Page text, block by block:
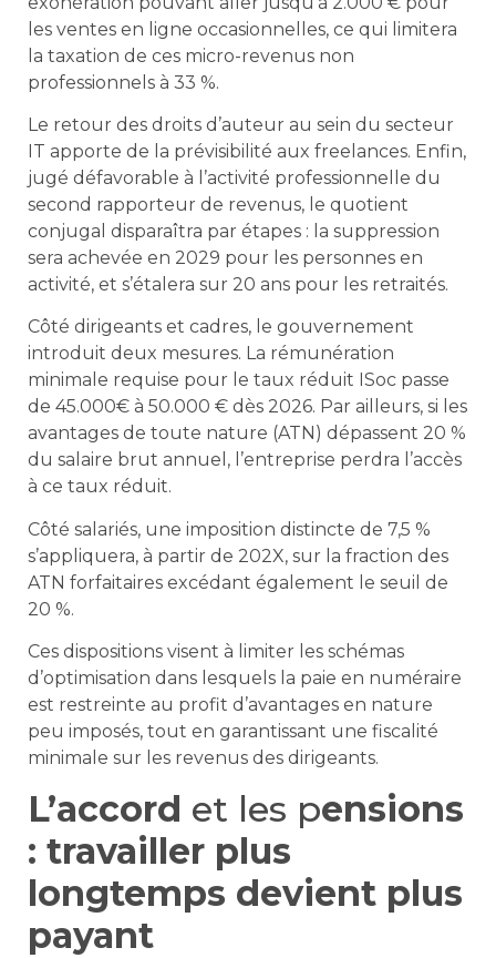
les ventes en ligne occasionnelles, ce qui limitera
la taxation de ces micro-revenus non
professionnels à 33 %.
Le retour des droits d’auteur au sein du secteur
IT apporte de la prévisibilité aux freelances. Enfin,
jugé défavorable à l’activité professionnelle du
second rapporteur de revenus, le quotient
conjugal disparaîtra par étapes : la suppression
sera achevée en 2029 pour les personnes en
activité, et s’étalera sur 20 ans pour les retraités.
Côté dirigeants et cadres, le gouvernement
introduit deux mesures. La rémunération
minimale requise pour le taux réduit ISoc passe
de 45.000€ à 50.000 € dès 2026. Par ailleurs, si les
avantages de toute nature (ATN) dépassent 20 %
du salaire brut annuel, l’entreprise perdra l’accès
à ce taux réduit.
Côté salariés, une imposition distincte de 7,5 %
s’appliquera, à partir de 202X, sur la fraction des
ATN forfaitaires excédant également le seuil de
20 %.
Ces dispositions visent à limiter les schémas
d’optimisation dans lesquels la paie en numéraire
est restreinte au profit d’avantages en nature
peu imposés, tout en garantissant une fiscalité
minimale sur les revenus des dirigeants.
L’accord et les pensions
: travailler plus
longtemps devient plus
payant